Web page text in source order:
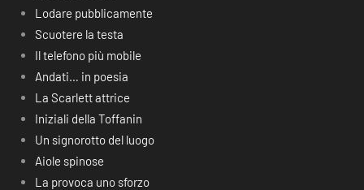
Lodare pubblicamente
Scuotere la testa
Il telefono più mobile
Andati… in poesia
La Scarlett attrice
Iniziali della Toffanin
Un signorotto del luogo
Aiole spinose
La provoca uno sforzo